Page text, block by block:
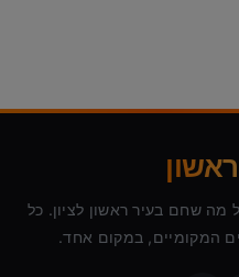
ראשון
מה שחם בעיר ראשון לציון. כל
המקומיים, במקום אחד.